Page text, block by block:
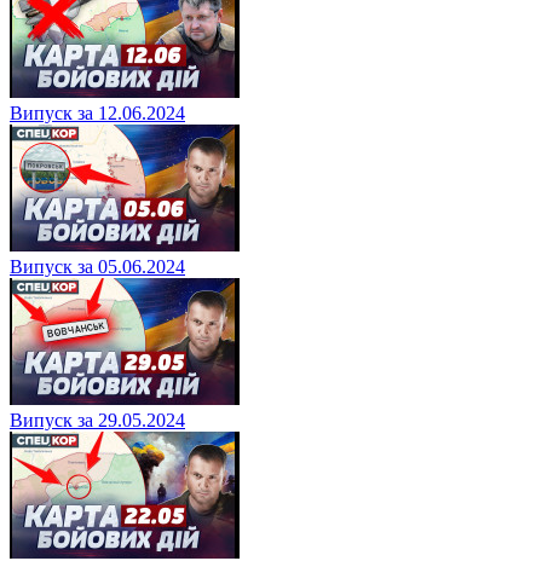
Випуск за 12.06.2024
Випуск за 05.06.2024
Випуск за 29.05.2024